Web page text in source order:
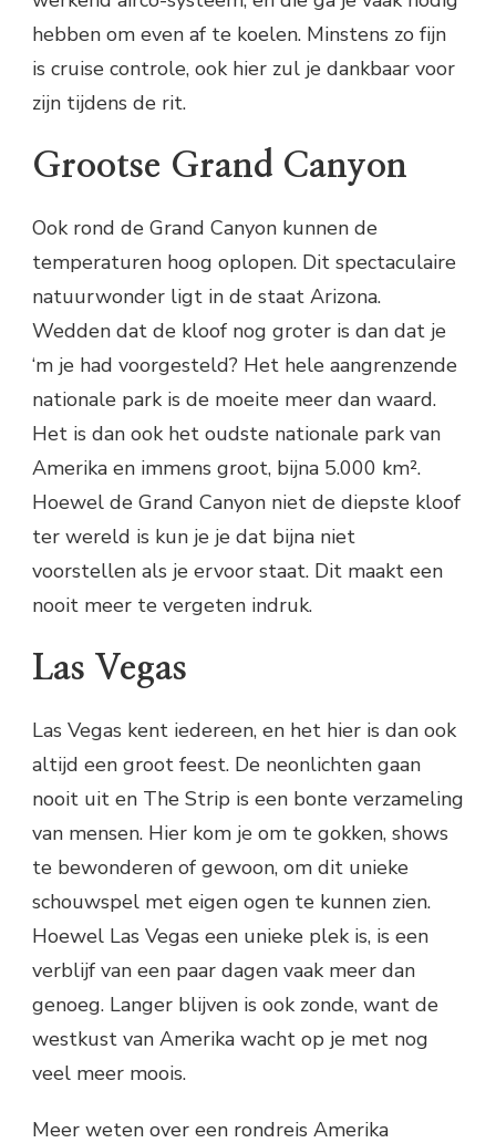
hebben om even af te koelen. Minstens zo fijn
is cruise controle, ook hier zul je dankbaar voor
zijn tijdens de rit.
Grootse Grand Canyon
Ook rond de Grand Canyon kunnen de
temperaturen hoog oplopen. Dit spectaculaire
natuurwonder ligt in de staat Arizona.
Wedden dat de kloof nog groter is dan dat je
‘m je had voorgesteld? Het hele aangrenzende
nationale park is de moeite meer dan waard.
Het is dan ook het oudste nationale park van
Amerika en immens groot, bijna 5.000 km².
Hoewel de Grand Canyon niet de diepste kloof
ter wereld is kun je je dat bijna niet
voorstellen als je ervoor staat. Dit maakt een
nooit meer te vergeten indruk.
Las Vegas
Las Vegas kent iedereen, en het hier is dan ook
altijd een groot feest. De neonlichten gaan
nooit uit en The Strip is een bonte verzameling
van mensen. Hier kom je om te gokken, shows
te bewonderen of gewoon, om dit unieke
schouwspel met eigen ogen te kunnen zien.
Hoewel Las Vegas een unieke plek is, is een
verblijf van een paar dagen vaak meer dan
genoeg. Langer blijven is ook zonde, want de
westkust van Amerika wacht op je met nog
veel meer moois.
Meer weten over een rondreis Amerika